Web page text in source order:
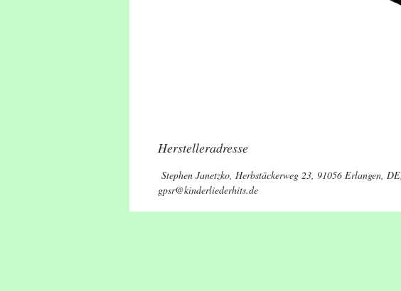
Herstelleradresse
Stephen Janetzko, Herbstäckerweg 23, 91056 Erlangen, DE,
gpsr@kinderliederhits.de